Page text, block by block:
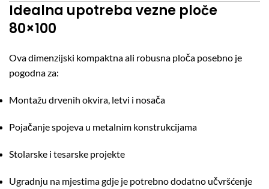
Idealna upotreba vezne ploče
80×100
Ova dimenzijski kompaktna ali robusna ploča posebno je
pogodna za:
Montažu drvenih okvira, letvi i nosača
Pojačanje spojeva u metalnim konstrukcijama
Stolarske i tesarske projekte
Ugradnju na mjestima gdje je potrebno dodatno učvršćenje